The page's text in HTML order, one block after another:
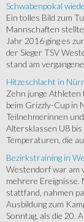
Schwabenpokal
Ein tolles Bild zum
Mannschaften
Jahr 2016 ging es
der Sieger TSV
stand am
Hitzeschlacht in
Zehn junge
beim Grizzly-Cup in
Teilnehmerinnen
Altersklassen U8
Temperaturen, die
Bezirkstraining in
Westendorf war am
mehrere Ereignisse.
stattfand, nahmen
Ausbildung zum
Sonntag, als die 20.